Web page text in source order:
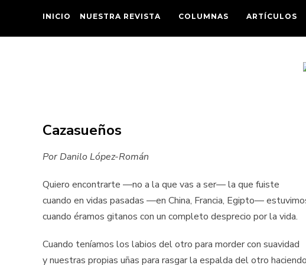
INICIO NUESTRA REVISTA COLUMNAS ARTÍCULOS
Cazasueños
Por Danilo López-Román
Quiero encontrarte —no a la que vas a ser— la que fuiste
cuando en vidas pasadas —en China, Francia, Egipto—
cuando éramos gitanos con un completo desprecio por la vida.
Cuando teníamos los labios del otro para morder con suavidad
y nuestras propias uñas para rasgar la espalda del otro